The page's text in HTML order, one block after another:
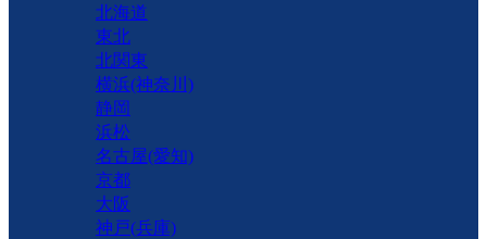
北海道
東北
北関東
横浜(神奈川)
静岡
浜松
名古屋(愛知)
京都
大阪
神戸(兵庫)